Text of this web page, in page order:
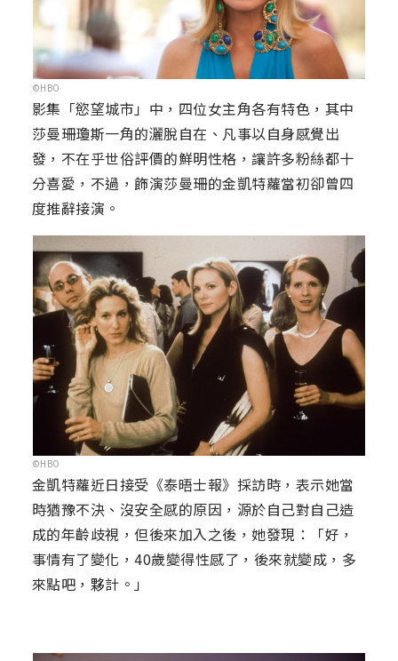
©HBO
影集「慾望城市」中，四位女主角各有特色，其中
莎曼珊瓊斯一角的灑脫自在、凡事以自身感覺出
發，不在乎世俗評價的鮮明性格，讓許多粉絲都十
分喜愛，不過，飾演莎曼珊的金凱特蘿當初卻曾四
度推辭接演。
©HBO
金凱特蘿近日接受《泰晤士報》採訪時，表示她當
時猶豫不決、沒安全感的原因，源於自己對自己造
成的年齡歧視，但後來加入之後，她發現：「好，
事情有了變化，40歲變得性感了，後來就變成，多
來點吧，夥計。」